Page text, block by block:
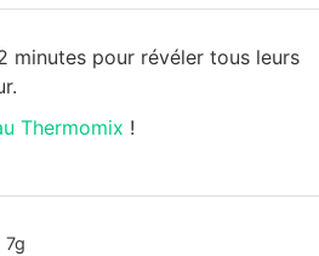
minutes pour révéler tous leurs
Thermomix !
7g